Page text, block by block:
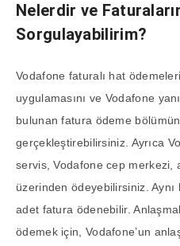
Nelerdir ve
Sorgulayabilirim?
Vodafone faturalı hat
uygulamasını ve Vodafone
bulunan fatura ödeme
gerçekleştirebilirsiniz. Ayrıca
servis, Vodafone cep merkezi,
üzerinden ödeyebilirsiniz.
adet fatura ödenebilir.
ödemek için, Vodafone’un